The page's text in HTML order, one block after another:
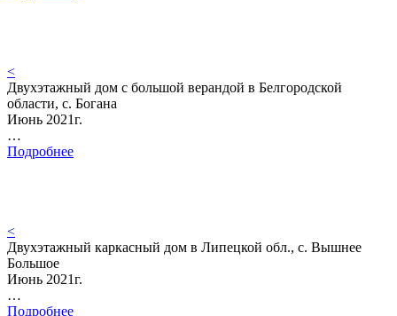
<
Двухэтажный дом с большой верандой в Белгородской
области, с. Богана
Июнь 2021г.
…
Подробнее
<
Двухэтажный каркасный дом в Липецкой обл., с. Вышнее
Большое
Июнь 2021г.
…
Подробнее